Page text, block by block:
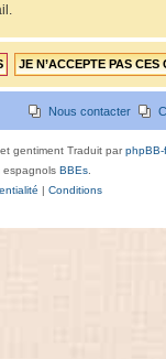
Nous contacter
gentiment Traduit parphpBB-
espagnols BBEs.
| Conditions